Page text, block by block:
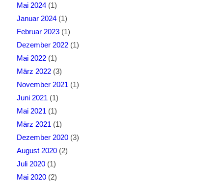
Mai 2024(1)
Januar 2024(1)
Februar 2023(1)
Dezember 2022(1)
Mai 2022(1)
März 2022(3)
November 2021 (1)
Juni 2021 (1)
Mai 2021 (1)
März 2021 (1)
Dezember 2020(3)
August 2020(2)
Juli 2020(1)
Mai 2020(2)